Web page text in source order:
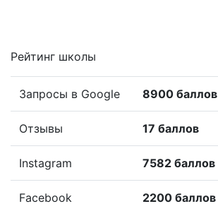
Рейтинг школы
Запросы в Google 8900 баллов
Отзывы 17 баллов
Instagram 7582 баллов
Facebook 2200 баллов